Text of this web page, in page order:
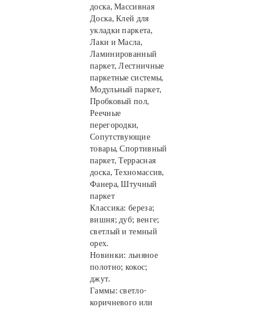
доска, Массивная
Доска, Клей для
укладки паркета,
Лаки и Масла,
Ламинированный
паркет, Лестничные
паркетные системы,
Модульный паркет,
Пробковый пол,
Реечные
перегородки,
Сопутствующие
товары, Спортивный
паркет, Террасная
доска, Техномассив,
Фанера, Штучный
паркет
Классика: береза;
вишня; дуб; венге;
светлый и темный
орех.
Новинки: льняное
полотно; кокос;
джут.
Гаммы: светло-
коричневого или